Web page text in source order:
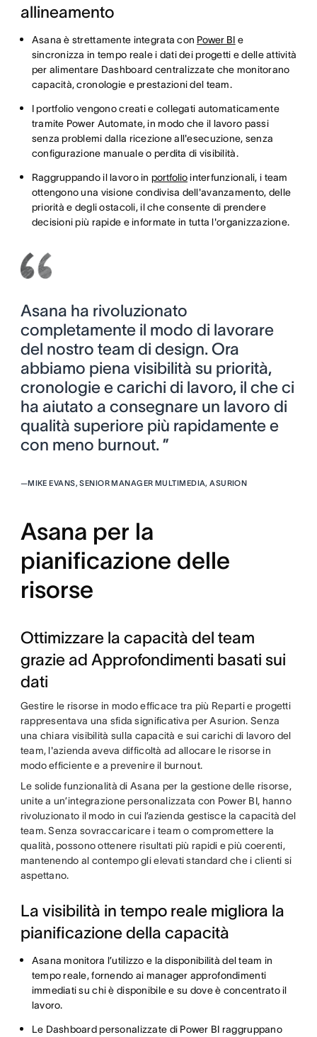
allineamento
Asana è strettamente integrata con Power BI e
sincronizza in tempo reale i dati dei progetti e delle attività
per alimentare Dashboard centralizzate che monitorano
capacità, cronologie e prestazioni del team.
​​I portfolio vengono creati e collegati automaticamente
tramite Power Automate, in modo che il lavoro passi
senza problemi dalla ricezione all'esecuzione, senza
configurazione manuale o perdita di visibilità.
Raggruppando il lavoro in portfoliointerfunzionali, i team
ottengono una visione condivisa dell'avanzamento, delle
priorità e degli ostacoli, il che consente di prendere
decisioni più rapide e informate in tutta l'organizzazione.
Asana ha rivoluzionato
completamente il modo di lavorare
del nostro team di design. Ora
abbiamo piena visibilità su priorità,
cronologie e carichi di lavoro, il che ci
ha aiutato a consegnare un lavoro di
qualità superiore più rapidamente e
con meno burnout. ”
—MIKE EVANS, SENIOR MANAGER MULTIMEDIA, ASURION
Asana per la
pianificazione delle
risorse
Ottimizzare la capacità del team
grazie ad Approfondimenti basati sui
dati
Gestire le risorse in modo efficace tra più Reparti e progetti
rappresentava una sfida significativa per Asurion. Senza
una chiara visibilità sulla capacità e sui carichi di lavoro del
team, l'azienda aveva difficoltà ad allocare le risorse in
modo efficiente e a prevenire il burnout.
Le solide funzionalità di Asana per la gestione delle risorse,
unite a un’integrazione personalizzata con Power BI, hanno
rivoluzionato il modo in cui l’azienda gestisce la capacità del
team. Senza sovraccaricare i team o compromettere la
qualità, possono ottenere risultati più rapidi e più coerenti,
mantenendo al contempo gli elevati standard che i clienti si
aspettano.
La visibilità in tempo reale migliora la
pianificazione della capacità
Asana monitora l’utilizzo e la disponibilità del team in
tempo reale, fornendo ai manager approfondimenti
immediati su chi è disponibile e su dove è concentrato il
lavoro.
Le Dashboard personalizzate di Power BI raggruppano